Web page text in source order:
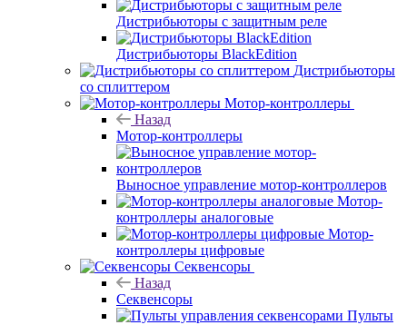
Дистрибьюторы с защитным реле
Дистрибьюторы BlackEdition
Дистрибьюторы
со сплиттером
Мотор-контроллеры
Назад
Мотор-контроллеры
Выносное управление мотор-контроллеров
Мотор-
контроллеры аналоговые
Мотор-
контроллеры цифровые
Секвенсоры
Назад
Секвенсоры
Пульты